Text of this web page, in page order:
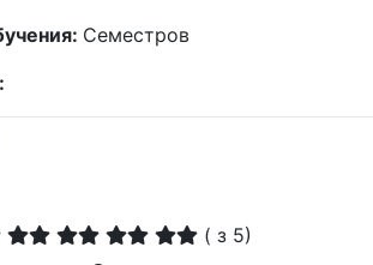
Семестров
( з 5)